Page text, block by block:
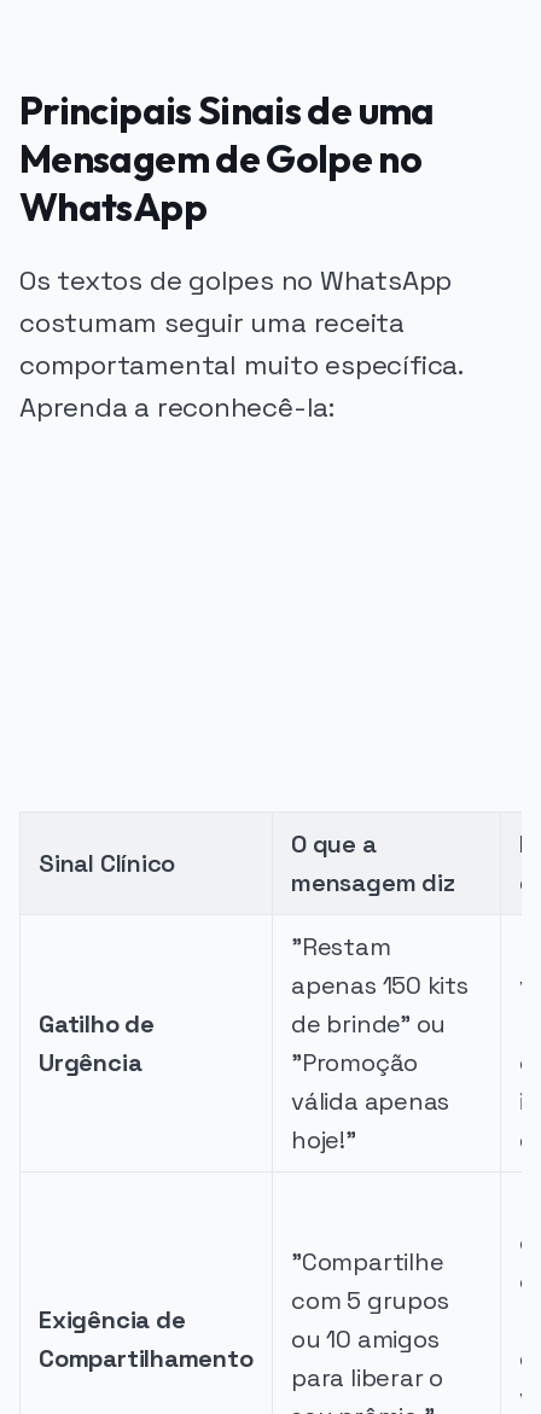
Principais Sinais de uma
Mensagem de Golpe no
WhatsApp
Os textos de golpes no WhatsApp
costumam seguir uma receita
comportamental muito específica.
Aprenda a reconhecê-la:
Sinal Clínico
O que a
mensagem diz
Gatilho de
Urgência
"Restam
apenas 150 kits
de brinde" ou
"Promoção
válida apenas
hoje!"
Exigência de
Compartilhamento
"Compartilhe
com 5 grupos
ou 10 amigos
para liberar o